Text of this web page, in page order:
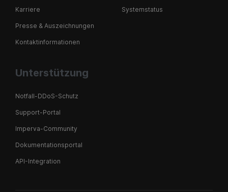
Karriere
Presse & Auszeichnungen
Kontaktinformationen
Systemstatus
Unterstützung
Notfall-DDoS-Schutz
Support-Portal
Imperva-Community
Dokumentationsportal
API-Integration